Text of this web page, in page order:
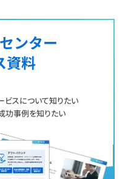
ンター
資料
ビスについて知りたい
功事例を知りたい